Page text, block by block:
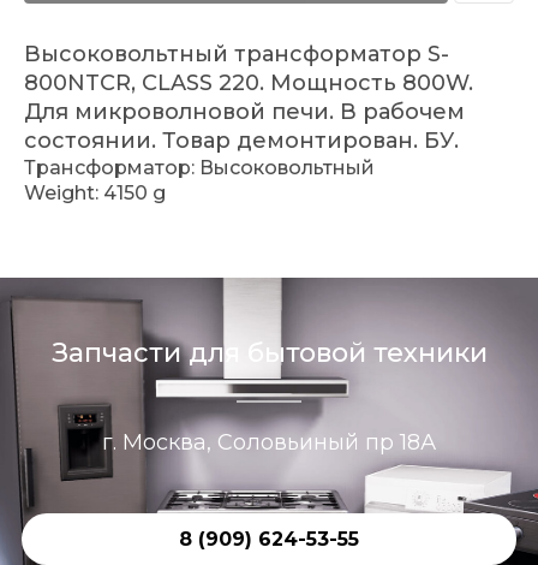
Высоковольтный трансформатор S-
800NTCR, CLASS 220. Мощность 800W.
Для микроволновой печи. В рабочем
состоянии. Товар демонтирован. БУ.
Трансформатор: Высоковольтный
Weight: 4150 g
Запчасти для бытовой техники
г. Москва, Соловьиный пр 18А
8 (909) 624-53-55